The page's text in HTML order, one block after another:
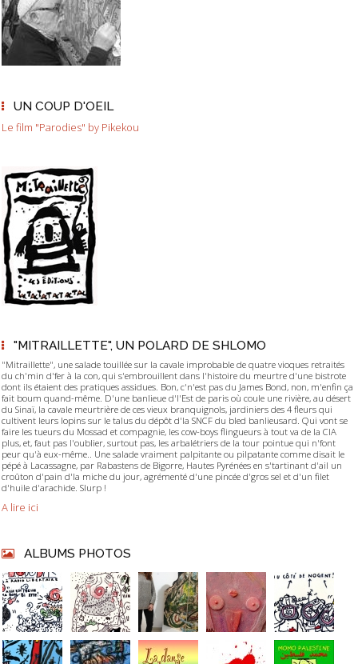
UN COUP D'OEIL
Le film "Parodies" by Pikekou
"MITRAILLETTE", UN POLARD DE SHLOMO
"Mitraillette", une salade touillée sur la cavale improbable de quatre vioques retraités
du ch'min d'fer à la con, qui s'embrouillent dans l'histoire du meurtre d'une bistrote
dont ils étaient des pratiques assidues. Bon, c'n'est pas du James Bond, non, m'enfin ça
fait boum quand-même. D'une banlieue d'l'Est de paris où coule une rivière, au désert
du Sinaï, la cavale meurtrière de ces vieux branquignols, jardiniers des 4 fleurs qui
cultivent leurs lopins sur le talus du dépôt d'la SNCF du bled banlieusard. Qui vont se
faire les tueurs du Mossad et compagnie, les cow-boys flingueurs à tout va de la CIA
plus, et, faut pas l'oublier, surtout pas, les arbalétriers de la tour pointue qui n'font
peur qu'à eux-même.. Une salade vraiment palpitante ou pilpatante comme disait le
pépé à Lacassagne, par Rabastens de Bigorre, Hautes Pyrénées en s'tartinant d'ail un
croûton d'pain d'la miche du jour, agrémenté d'une pincée d'gros sel et d'un filet
d'huile d'arachide. Slurp !
A lire ici
ALBUMS PHOTOS